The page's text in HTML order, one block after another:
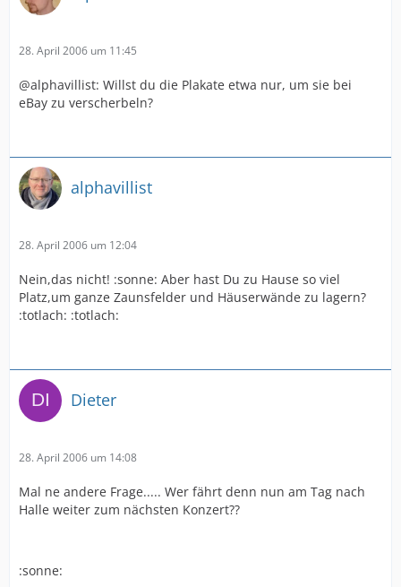
28. April 2006 um 11:45
@alphavillist: Willst du die Plakate etwa nur, um sie bei
eBay zu verscherbeln?
alphavillist
28. April 2006 um 12:04
Nein,das nicht! :sonne: Aber hast Du zu Hause so viel
Platz,um ganze Zaunsfelder und Häuserwände zu lagern?
:totlach: :totlach:
Dieter
28. April 2006 um 14:08
Mal ne andere Frage..... Wer fährt denn nun am Tag nach
Halle weiter zum nächsten Konzert??
:sonne: